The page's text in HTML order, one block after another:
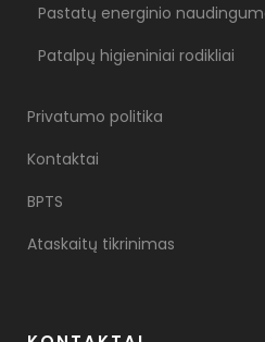
Pastatų energinio
Patalpų higieniniai rodikliai
Privatumo politika
Kontaktai
BPTS
Ataskaitų tikrinimas